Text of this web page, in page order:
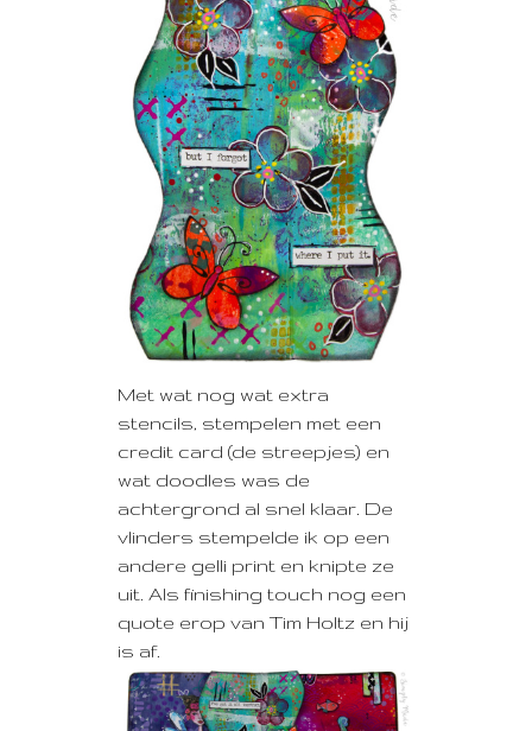
Met wat nog wat extra
stencils, stempelen met een
credit card (de streepjes) en
wat doodles was de
achtergrond al snel klaar. De
vlinders stempelde ik op een
andere gelli print en knipte ze
uit. Als finishing touch nog een
quote erop van Tim Holtz en hij
is af.